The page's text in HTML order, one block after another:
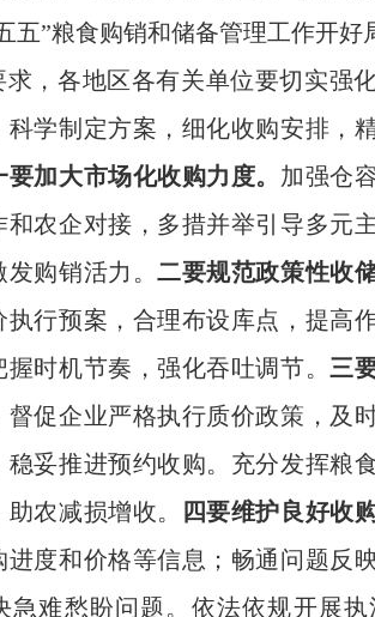
五”粮食购销和储备管理工作开好
求，各地区各有关单位要切实强
科学制定方案，细化收购安排，
要加大市场化收购力度。 加强仓
和农企对接，多措并举引导多元
发购销活力。二要规范政策性收
执行预案，合理布设库点，提高
时机节奏，强化吞吐调节。 三
督促企业严格执行质价政策，及
稳妥推进预约收购。充分发挥粮
农减损增收。
四要维护良好收
进度和价格等信息；畅通问题反
急难愁盼问题。依法依规开展